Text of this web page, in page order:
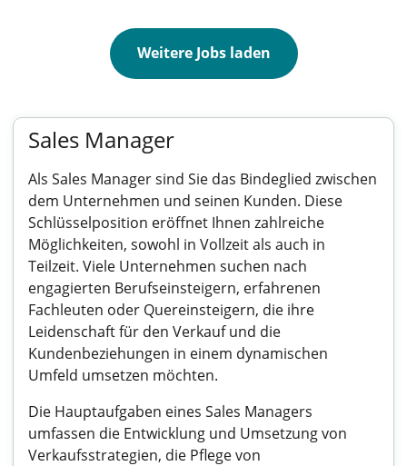
Weitere Jobs laden
Sales Manager
Als Sales Manager sind Sie das Bindeglied zwischen
dem Unternehmen und seinen Kunden. Diese
Schlüsselposition eröffnet Ihnen zahlreiche
Möglichkeiten, sowohl in Vollzeit als auch in
Teilzeit. Viele Unternehmen suchen nach
engagierten Berufseinsteigern, erfahrenen
Fachleuten oder Quereinsteigern, die ihre
Leidenschaft für den Verkauf und die
Kundenbeziehungen in einem dynamischen
Umfeld umsetzen möchten.
Die Hauptaufgaben eines Sales Managers
umfassen die Entwicklung und Umsetzung von
Verkaufsstrategien, die Pflege von